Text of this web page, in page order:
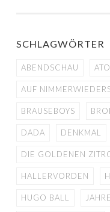
SCHLAGWÖRTER
ABENDSCHAU
AUF
BRAUSEBOYS
DADA DENKMAL
DIE GOLDENEN
HALLERVORDEN
HUGO BALL